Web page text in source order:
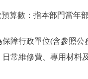
數：指本部門當年部
行政單位(含參照公
常維修費、專用材料